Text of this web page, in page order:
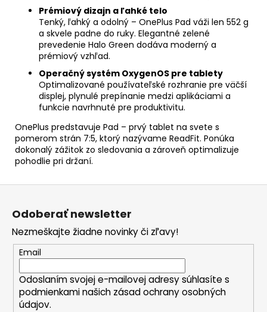
Prémiový dizajn a ľahké telo
Tenký, ľahký a odolný – OnePlus Pad váži len 552 g
a skvele padne do ruky. Elegantné zelené
prevedenie Halo Green dodáva moderný a
prémiový vzhľad.
Operačný systém OxygenOS pre tablety
Optimalizované používateľské rozhranie pre väčší
displej, plynulé prepínanie medzi aplikáciami a
funkcie navrhnuté pre produktivitu.
OnePlus predstavuje Pad – prvý tablet na svete s
pomerom strán 7:5, ktorý nazývame ReadFit. Ponúka
dokonalý zážitok zo sledovania a zároveň optimalizuje
pohodlie pri držaní.
Z
Odoberať newsletter
Nezmeškajte žiadne novinky či zľavy!
Email
Odoslaním svojej e-mailovej adresy súhlasíte s
podmienkami našich zásad ochrany osobných
údajov.